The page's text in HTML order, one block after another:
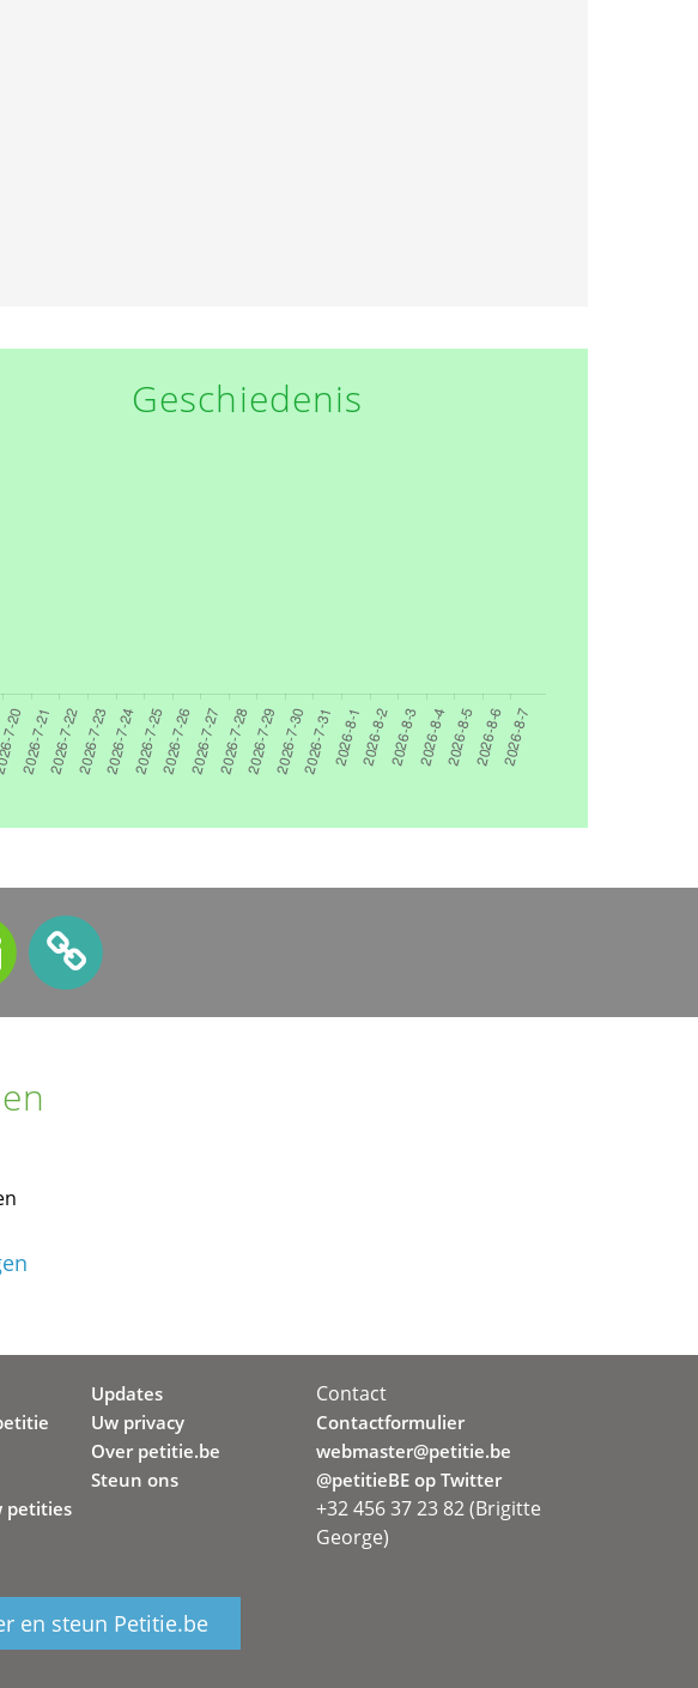
Geschiedenis
petities
Updates
Uw privacy
Over petitie.be
Steun ons
en steun Petitie.be
Contact
Contactformulier
webmaster@petitie.be
@petitieBE op Twitter
+32 456 37 23 82 (Brigitte
George)